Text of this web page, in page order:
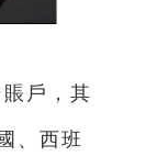
戶，其
、西班